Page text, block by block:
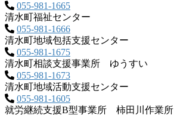
055-981-1665
清水町福祉センター
055-981-1666
清水町地域包括支援センター
055-981-1675
清水町相談支援事業所 ゆうすい
055-981-1673
清水町地域活動支援センター
055-981-1605
就労継続支援B型事業所 柿田川作業所